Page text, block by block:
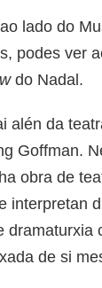
lado do
podes ver
do Nadal.
alén da
Goffman.
obra de
interpretan
dramaturxia
de si